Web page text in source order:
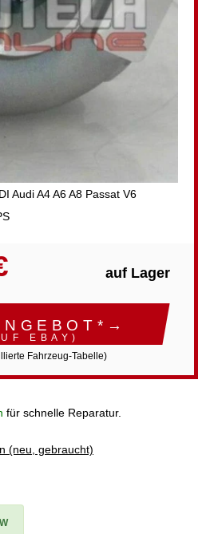
Audi A4 A6 A8 Passat V6
auf Lager
EBAY)
Fahrzeug-Tabelle)
für schnelle Reparatur.
(neu, gebraucht)